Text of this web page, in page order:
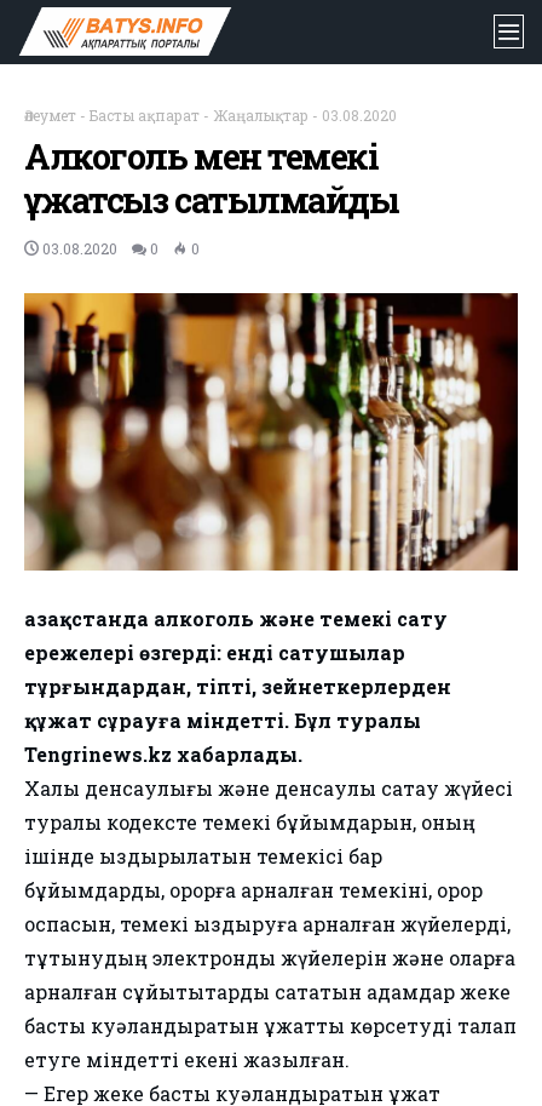
Әлеумет - Басты ақпарат - Жаңалықтар - 03.08.2020
Алкоголь мен темекі
құжатсыз сатылмайды
03.08.2020 0 0
Қазақстанда алкоголь және темекі сату
ережелері өзгерді: енді сатушылар
тұрғындардан, тіпті, зейнеткерлерден
құжат сұрауға міндетті. Бұл туралы
Tengrinews.kz хабарлады.
Халық денсаулығы және денсаулық сақтау жүйесі
туралы кодексте темекі бұйымдарын, оның
ішінде қыздырылатын темекісі бар
бұйымдарды, қорқорға арналған темекіні, қорқор
қоспасын, темекі қыздыруға арналған жүйелерді,
тұтынудың электрондық жүйелерін және оларға
арналған сұйықтықтарды сататын адамдар жеке
басты куәландыратын құжатты көрсетуді талап
етуге міндетті екені жазылған.
— Егер жеке басты куәландыратын құжат